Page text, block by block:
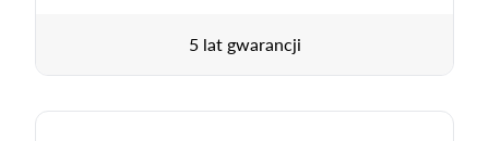
5 lat gwarancji